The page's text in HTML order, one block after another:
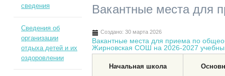
Вакантные места для
Создано: 30 марта 2026
Вакантные места для приема по
Жирновская СОШ на 2026-2027
Начальная школа
сведения
Сведения об
организации
отдыха детей и их
оздоровлении